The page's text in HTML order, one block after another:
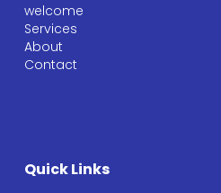
welcome
Services
About
Contact
Quick Links